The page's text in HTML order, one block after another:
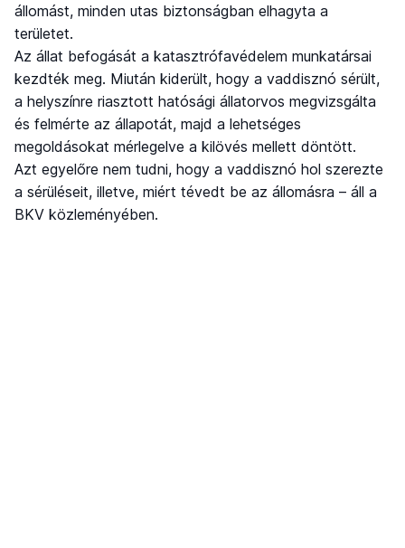
állomást, minden utas biztonságban elhagyta a
területet.
Az állat befogását a katasztrófavédelem munkatársai
kezdték meg. Miután kiderült, hogy a vaddisznó sérült,
a helyszínre riasztott hatósági állatorvos megvizsgálta
és felmérte az állapotát, majd a lehetséges
megoldásokat mérlegelve a kilövés mellett döntött.
Azt egyelőre nem tudni, hogy a vaddisznó hol szerezte
a sérüléseit, illetve, miért tévedt be az állomásra – áll a
BKV közleményében.